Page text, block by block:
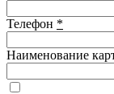
Телефон *
Наименование